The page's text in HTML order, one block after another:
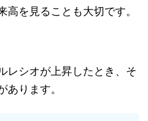
高を見ることも大切です。
レシオが上昇したとき、そ
あります。